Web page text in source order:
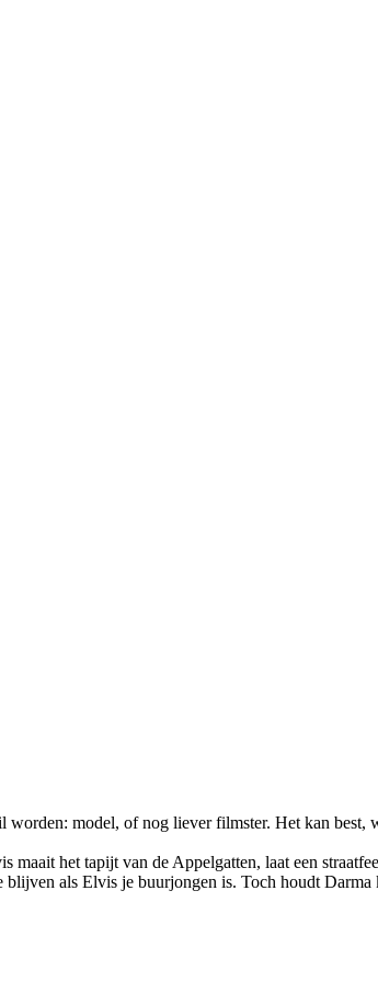
model, of nog liever filmster. Het kan best,
het tapijt van de Appelgatten, laat een
als Elvis je buurjongen is. Toch houdt